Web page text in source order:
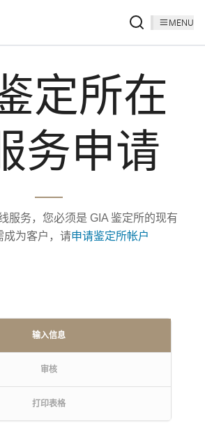
MENU
定所在
务申请
服务，您必须是 GIA 鉴定所的现有
成为客户，请申请鉴定所帐户
输入信息
审核
打印表格